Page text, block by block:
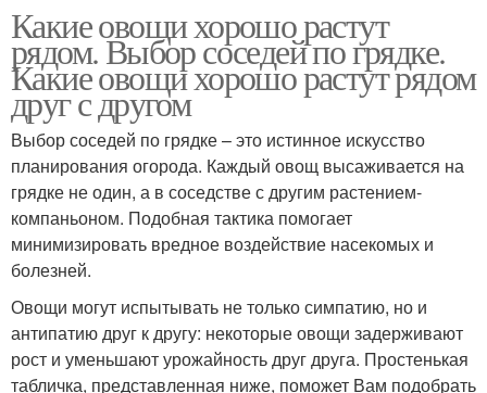
Какие овощи хорошо растут
рядом. Выбор соседей по грядке.
Какие овощи хорошо растут рядом
друг с другом
Выбор соседей по грядке – это истинное искусство
планирования огорода. Каждый овощ высаживается на
грядке не один, а в соседстве с другим растением-
компаньоном. Подобная тактика помогает
минимизировать вредное воздействие насекомых и
болезней.
Овощи могут испытывать не только симпатию, но и
антипатию друг к другу: некоторые овощи задерживают
рост и уменьшают урожайность друг друга. Простенькая
табличка, представленная ниже, поможет Вам подобрать